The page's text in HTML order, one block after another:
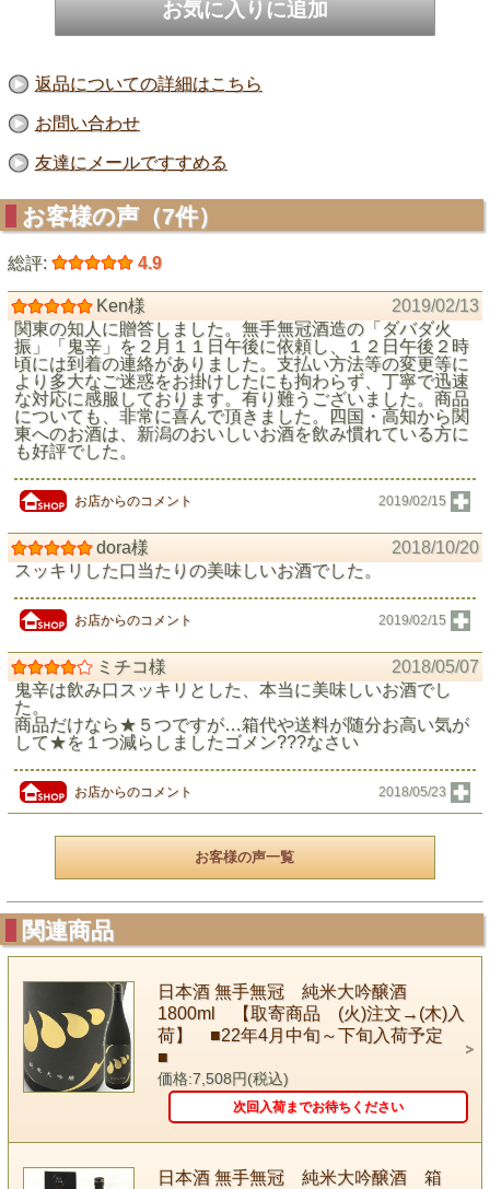
返品についての詳細はこちら
お問い合わせ
友達にメールですすめる
お客様の声（7件）
総評: 4.9
Ken様
2019/02/13
関東の知人に贈答しました。無手無冠酒造の「ダバダ火
振」「鬼辛」を２月１１日午後に依頼し、１２日午後２時
頃には到着の連絡がありました。支払い方法等の変更等に
より多大なご迷惑をお掛けしたにも拘わらず、丁寧で迅速
な対応に感服しております。有り難うございました。商品
についても、非常に喜んで頂きました。四国・高知から関
東へのお酒は、新潟のおいしいお酒を飲み慣れている方に
も好評でした。
お店からのコメント 2019/02/15
dora様
2018/10/20
スッキリした口当たりの美味しいお酒でした。
お店からのコメント 2019/02/15
ミチコ様
2018/05/07
鬼辛は飲み口スッキリとした、本当に美味しいお酒でし
た。
商品だけなら★５つですが…箱代や送料が随分お高い気が
して★を１つ減らしましたゴメン???なさい
お店からのコメント 2018/05/23
お客様の声一覧
関連商品
日本酒 無手無冠 純米大吟醸酒
1800ml 【取寄商品 (火)注文→(木)入
荷】 ■22年4月中旬～下旬入荷予定
■
価格:7,508円(税込)
次回入荷までお待ちください
日本酒 無手無冠 純米大吟醸酒 箱